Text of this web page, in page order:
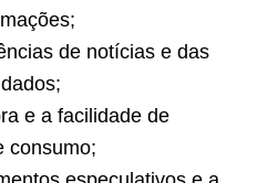
de notícias e das
e a facilidade de
consumo;